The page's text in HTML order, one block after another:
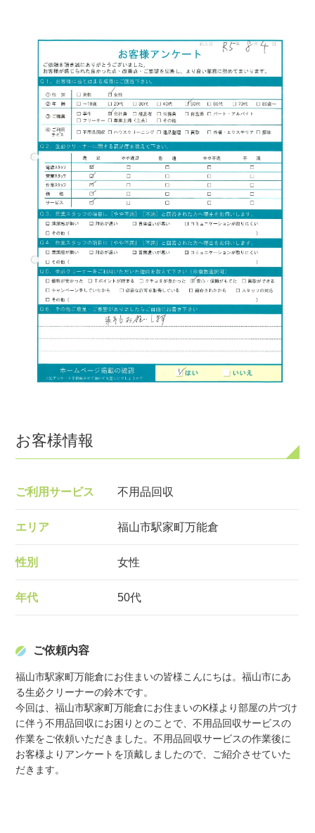
お客様情報
ご利用サービス 不用品回収
エリア 福山市駅家町万能倉
性別 女性
年代 50代
ご依頼内容
福山市駅家町万能倉にお住まいの皆様こんにちは。福山市にあ
る生必クリーナーの鈴木です。
今回は、福山市駅家町万能倉にお住まいのK様より部屋の片づけ
に伴う不用品回収にお困りとのことで、不用品回収サービスの
作業をご依頼いただきました。不用品回収サービスの作業後に
お客様よりアンケートを頂戴しましたので、ご紹介させていた
だきます。